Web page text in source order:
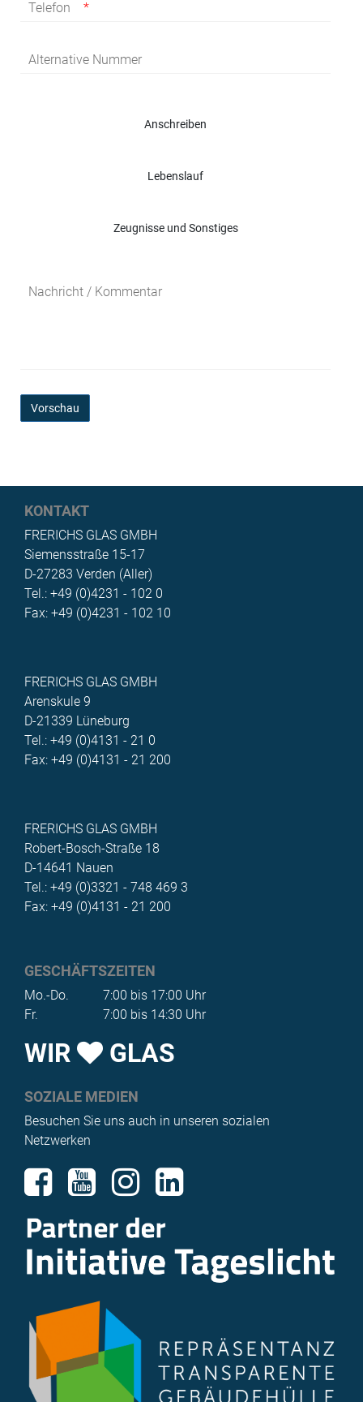
Telefon
Alternative Nummer
Anschreiben
Lebenslauf
Zeugnisse und Sonstiges
Nachricht / Kommentar
KONTAKT
FRERICHS GLAS GMBH
Siemensstraße 15-17
D-27283 Verden (Aller)
Tel.: +49 (0)4231 - 102 0
Fax: +49 (0)4231 - 102 10
FRERICHS GLAS GMBH
Arenskule 9
D-21339 Lüneburg
Tel.: +49 (0)4131 - 21 0
Fax: +49 (0)4131 - 21 200
FRERICHS GLAS GMBH
Robert-Bosch-Straße 18
D-14641 Nauen
Tel.: +49 (0)3321 - 748 469 3
Fax: +49 (0)4131 - 21 200
GESCHÄFTSZEITEN
Mo.-Do.
7:00 bis 17:00 Uhr
Fr.
7:00 bis 14:30 Uhr
WIR GLAS
SOZIALE MEDIEN
Besuchen Sie uns auch in unseren sozialen
Netzwerken